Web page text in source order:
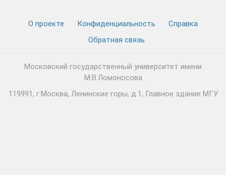
О проекте Конфиденциальность
Cправка
Обратная связь
Московский государственный университет имени
М.В.Ломоносова
119991, г.Москва, Ленинские горы, д.1, Главное здание МГУ